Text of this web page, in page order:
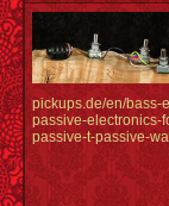
hangszín potméter,
Ajánlott pozíció:
pickups.de/en/bass-
passive-electronics-
passive-t-passive-